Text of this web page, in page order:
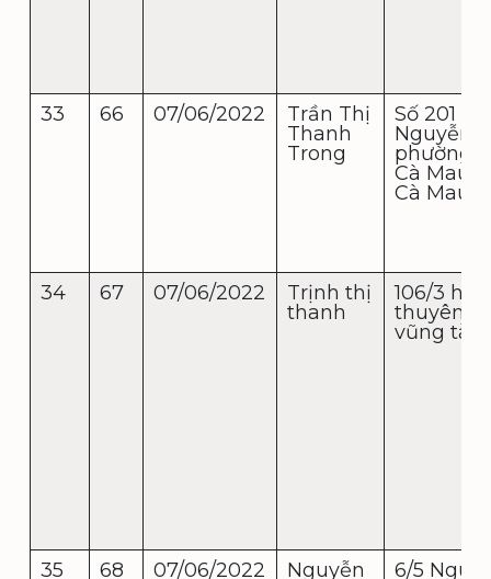
33 66 07/06/2022
Trần Thị
Thanh
Trong
Số 201
Nguyễn
phường
Cà Mau,
Cà Mau
34 67 07/06/2022
Trịnh thị
thanh
106/3 hàn
thuyên,
vũng tàu
35 68 07/06/2022
Nguyễn
6/5